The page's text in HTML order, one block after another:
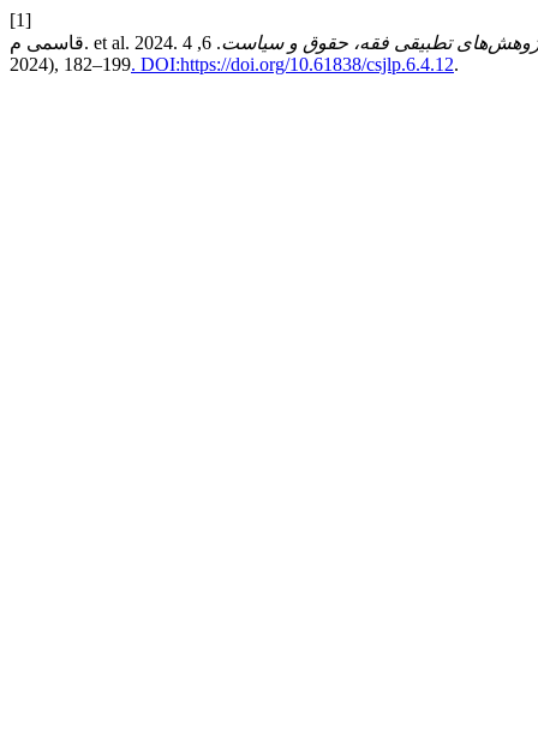
[1]
تطبیقی فقه، حقوق و سیاست
. 6, 4 (Dec.
2024), 182–199. DOI:https://doi.org/10.61838/csjlp.6.4.12.